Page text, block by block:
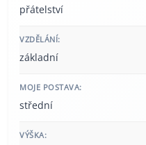
přátelství
VZDĚLÁNÍ:
základní
MOJE POSTAVA:
střední
VÝŠKA: